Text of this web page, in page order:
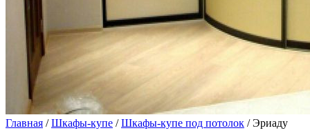
Главная /Шкафы-купе /Шкафы-купе под потолок / Эриаду